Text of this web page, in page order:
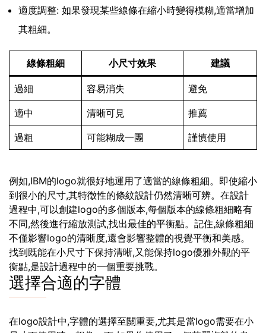
適度調整: 如果發現某些線條在縮小時變得模糊,適當增加
其粗細。
線條粗細 小尺寸效果 建議
過細 容易消失 避免
適中 清晰可見 推薦
過粗 可能糊成一團 謹慎使用
例如,IBM的logo就很好地運用了適當的線條粗細。即使縮小
到很小的尺寸,其特徵性的條紋設計仍然清晰可辨。在設計
過程中,可以創建logo的多個版本,每個版本的線條粗細略有
不同,然後進行縮放測試,找出最佳的平衡點。記住,線條粗細
不僅影響logo的清晰度,還會影響整體的視覺平衡和美感。
找到既能在小尺寸下保持清晰,又能保持logo優雅外觀的平
衡點,是設計過程中的一個重要挑戰。
選擇合適的字體
在logo設計中,字體的選擇至關重要,尤其是當logo需要在小